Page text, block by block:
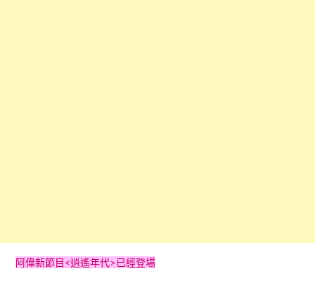
阿偉新節目<逍遙年代>已經登場